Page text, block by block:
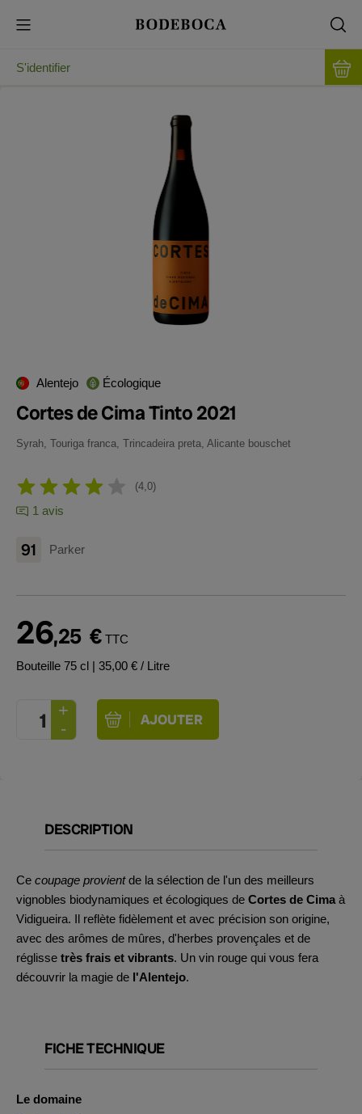
S'identifier
Alentejo Écologique
Cortes de Cima Tinto 2021
Syrah, Touriga franca, Trincadeira preta, Alicante bouschet
4,0
1 avis
91 Parker
26,25 € TTC
Bouteille 75 cl | 35,00 € / Litre
DESCRIPTION
Ce coupage provientde la sélection de l'un des meilleurs
vignobles biodynamiques et écologiques de Cortes de Cima à
Vidigueira. Il reflète fidèlement et avec précision son origine,
avec des arômes de mûres, d'herbes provençales et de
réglisse très frais et vibrants. Un vin rouge qui vous fera
découvrir la magie de l'Alentejo.
FICHE TECHNIQUE
Le domaine